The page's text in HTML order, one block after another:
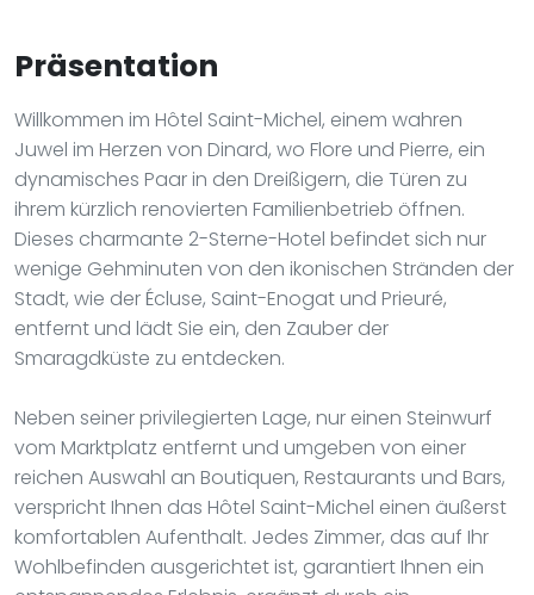
Präsentation
Willkommen im Hôtel Saint-Michel, einem wahren
Juwel im Herzen von Dinard, wo Flore und Pierre, ein
dynamisches Paar in den Dreißigern, die Türen zu
ihrem kürzlich renovierten Familienbetrieb öffnen.
Dieses charmante 2-Sterne-Hotel befindet sich nur
wenige Gehminuten von den ikonischen Stränden der
Stadt, wie der Écluse, Saint-Enogat und Prieuré,
entfernt und lädt Sie ein, den Zauber der
Smaragdküste zu entdecken.
Neben seiner privilegierten Lage, nur einen Steinwurf
vom Marktplatz entfernt und umgeben von einer
reichen Auswahl an Boutiquen, Restaurants und Bars,
verspricht Ihnen das Hôtel Saint-Michel einen äußerst
komfortablen Aufenthalt. Jedes Zimmer, das auf Ihr
Wohlbefinden ausgerichtet ist, garantiert Ihnen ein